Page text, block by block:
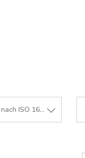
Filterklasse nach ISO 16890